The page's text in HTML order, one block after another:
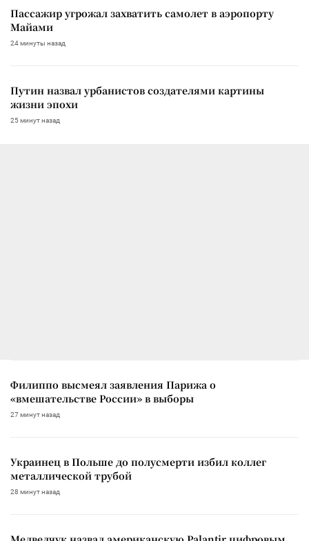
Пассажир угрожал захватить самолет в аэропорту
Майами
24 минуты назад
Путин назвал урбанистов создателями картины
жизни эпохи
25 минут назад
Филиппо высмеял заявления Парижа о
«вмешательстве России» в выборы
27 минут назад
Украинец в Польше до полусмерти избил коллег
металлической трубой
28 минут назад